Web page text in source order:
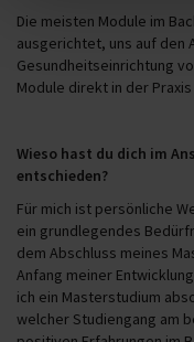
Die meisten Module im
ausgerichtet, uns auf den
Gesundheitseinrichtung
Module direkt in der
Wieso hast du dich im
entschieden?
Für mich ist persönliche
ein grundlegendes
dem Abschluss meines
Anfang meiner
ich ein Masterstudium
welcher Studiengang am